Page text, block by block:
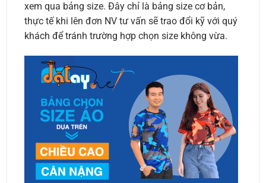
xem qua bảng size. Đây chỉ là bảng size cơ bản,
thực tế khi lên đơn NV tư vấn sẽ trao đổi kỹ với quý
khách để tránh trường hợp chọn size không vừa.